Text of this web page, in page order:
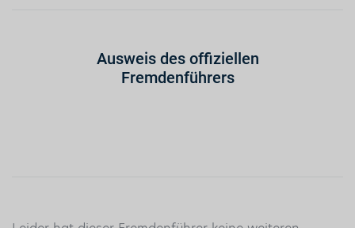
Ausweis des offiziellen
Fremdenführers